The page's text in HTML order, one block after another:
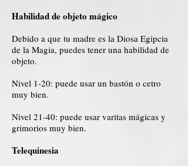
Habilidad de objeto mágico
Debido a que tu madre es la Diosa Egipcia
de la Magia, puedes tener una habilidad de
objeto.
Nivel 1-20: puede usar un bastón o cetro
muy bien.
Nivel 21-40: puede usar varitas mágicas y
grimorios muy bien.
Telequinesia